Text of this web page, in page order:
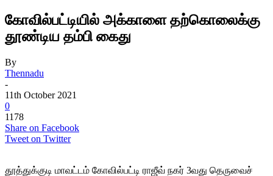
கோவில்பட்டியில் அக்காளை தற்கொலைக்கு
தூண்டிய தம்பி கைது
By
Thennadu
-
11th October 2021
0
1178
Share on Facebook
Tweet on Twitter
தூத்துக்குடி மாவட்டம் கோவில்பட்டி ராஜீவ் நகர் 3வது தெருவைச்